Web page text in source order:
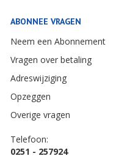
ABONNEE VRAGEN
Neem een Abonnement
Vragen over betaling
Adreswijziging
Opzeggen
Overige vragen
Telefoon:
0251 - 257924